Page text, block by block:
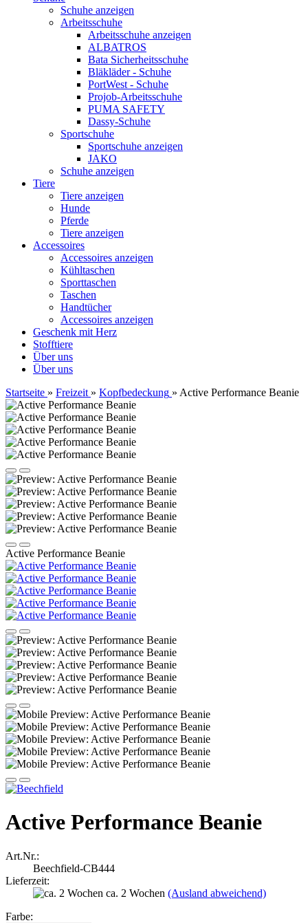
Schuhe anzeigen
Arbeitsschuhe
Arbeitsschuhe anzeigen
ALBATROS
Bata Sicherheitsschuhe
Bläkläder - Schuhe
PortWest - Schuhe
Projob-Arbeitsschuhe
PUMA SAFETY
Dassy-Schuhe
Sportschuhe
Sportschuhe anzeigen
JAKO
Schuhe anzeigen
Tiere
Tiere anzeigen
Hunde
Pferde
Tiere anzeigen
Accessoires
Accessoires anzeigen
Kühltaschen
Sporttaschen
Taschen
Handtücher
Accessoires anzeigen
Geschenk mit Herz
Stofftiere
Über uns
Über uns
Startseite » Freizeit » Kopfbedeckung » Active Performance Beanie
Active Performance Beanie
Active Performance Beanie
Art.Nr.:
Beechfield-CB444
Lieferzeit:
ca. 2 Wochen (Ausland abweichend)
Farbe: